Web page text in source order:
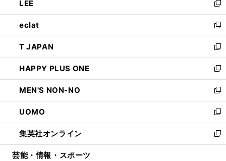
く
で
開
く
ド
ウ
で
開
く
ィ
ン
ド
ウ
で
開
く
い
ウ
ィ
ン
ド
ウ
で
開
く
LEE
新
し
い
ウ
ィ
ン
ド
ウ
で
開
く
eclat
新
し
い
ウ
ィ
ン
ド
ウ
で
開
く
T JAPAN
新
し
い
ウ
ィ
ン
ド
ウ
で
開
HAPPY PLUS ONE
新
し
い
ウ
ィ
ン
ド
ウ
MEN'S NON-NO
新
し
い
ウ
ィ
ン
UOMO
新
し
い
ウ
集英社オンライン
新
し
芸能・情報・スポーツ